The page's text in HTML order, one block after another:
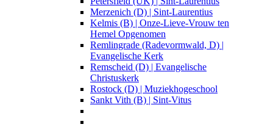
Merzenich (D) | Sint-Laurentius
Kelmis (B) | Onze-Lieve-Vrouw ten
Hemel Opgenomen
Remlingrade (Radevormwald, D) |
Evangelische Kerk
Remscheid (D) | Evangelische
Christuskerk
Rostock (D) | Muziekhogeschool
Sankt Vith (B) | Sint-Vitus